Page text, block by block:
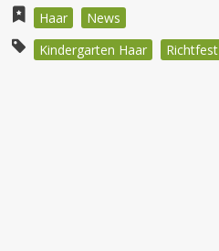
Haar
News
Kindergarten Haar
Richtfest